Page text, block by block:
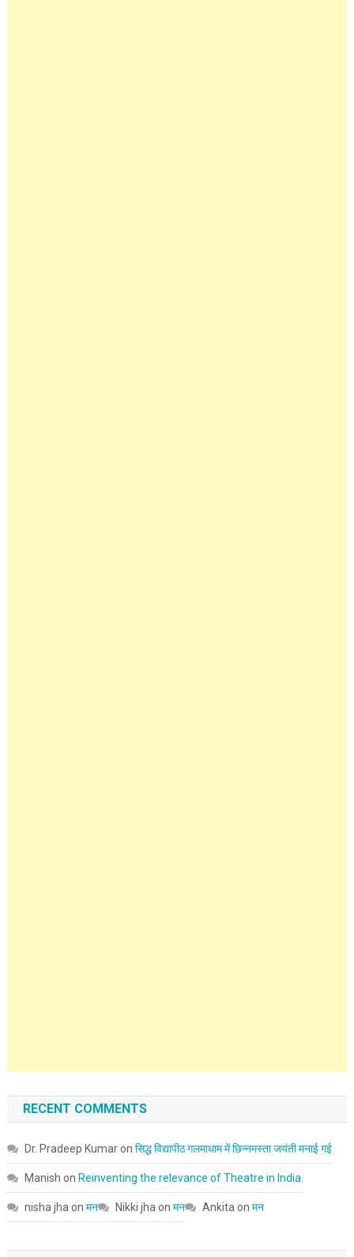
RECENT COMMENTS
Dr. Pradeep Kumaron सिद्ध विद्यापीठ गलमाधाम में छिन्नमस्ता जयंती मनाई गई
Manish on Reinventing the relevance of Theatre in India.
nisha jhaon मन Nikki jhaon मन Ankitaon मन